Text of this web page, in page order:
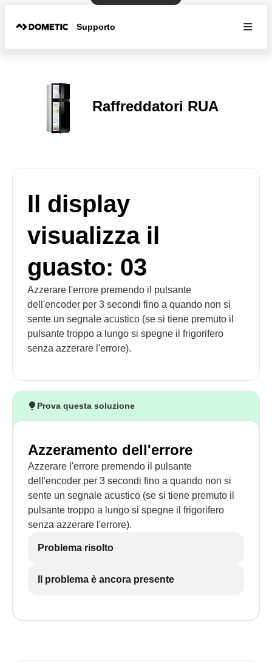
Supporto
Raffreddatori RUA
Il display
visualizza il
guasto: 03
Azzerare l'errore premendo il pulsante
dell'encoder per 3 secondi fino a quando non si
sente un segnale acustico (se si tiene premuto il
pulsante troppo a lungo si spegne il frigorifero
senza azzerare l'errore).
Prova questa soluzione
Azzeramento dell'errore
Azzerare l'errore premendo il pulsante
dell'encoder per 3 secondi fino a quando non si
sente un segnale acustico (se si tiene premuto il
pulsante troppo a lungo si spegne il frigorifero
senza azzerare l'errore).
Problema risolto
Il problema è ancora presente